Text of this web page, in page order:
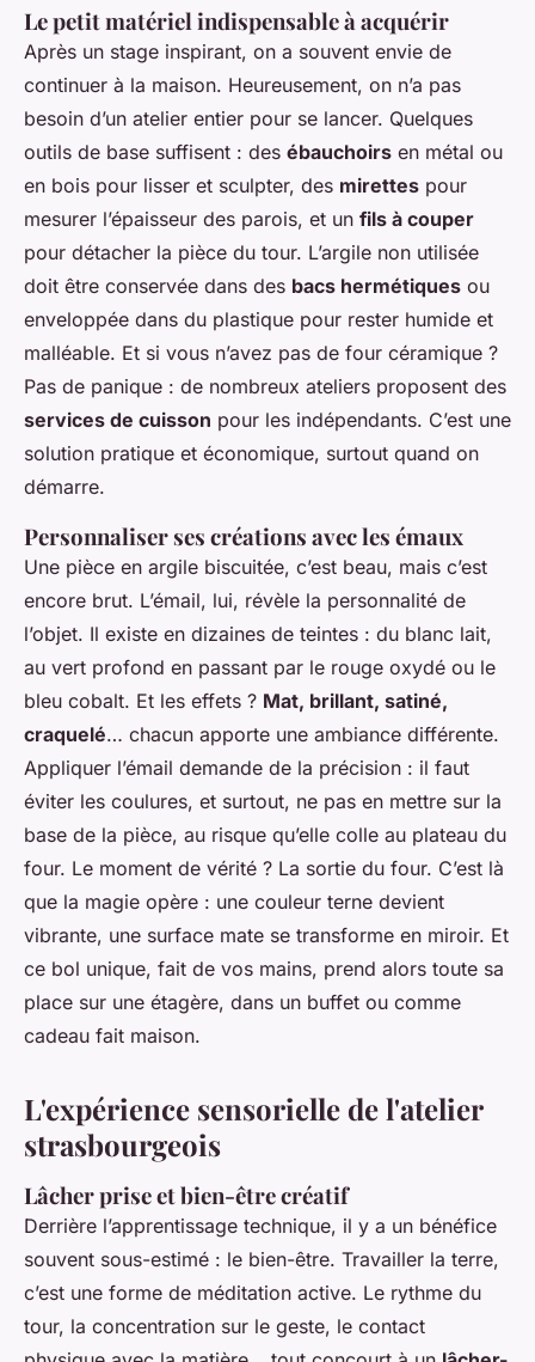
Le petit matériel indispensable à acquérir
Après un stage inspirant, on a souvent envie de
continuer à la maison. Heureusement, on n’a pas
besoin d’un atelier entier pour se lancer. Quelques
outils de base suffisent : des ébauchoirs en métal ou
en bois pour lisser et sculpter, des mirettes pour
mesurer l’épaisseur des parois, et un fils à couper
pour détacher la pièce du tour. L’argile non utilisée
doit être conservée dans des bacs hermétiques ou
enveloppée dans du plastique pour rester humide et
malléable. Et si vous n’avez pas de four céramique ?
Pas de panique : de nombreux ateliers proposent des
services de cuisson pour les indépendants. C’est une
solution pratique et économique, surtout quand on
démarre.
Personnaliser ses créations avec les émaux
Une pièce en argile biscuitée, c’est beau, mais c’est
encore brut. L’émail, lui, révèle la personnalité de
l’objet. Il existe en dizaines de teintes : du blanc lait,
au vert profond en passant par le rouge oxydé ou le
bleu cobalt. Et les effets ? Mat, brillant, satiné,
craquelé… chacun apporte une ambiance différente.
Appliquer l’émail demande de la précision : il faut
éviter les coulures, et surtout, ne pas en mettre sur la
base de la pièce, au risque qu’elle colle au plateau du
four. Le moment de vérité ? La sortie du four. C’est là
que la magie opère : une couleur terne devient
vibrante, une surface mate se transforme en miroir. Et
ce bol unique, fait de vos mains, prend alors toute sa
place sur une étagère, dans un buffet ou comme
cadeau fait maison.
L'expérience sensorielle de l'atelier
strasbourgeois
Lâcher prise et bien-être créatif
Derrière l’apprentissage technique, il y a un bénéfice
souvent sous-estimé : le bien-être. Travailler la terre,
c’est une forme de méditation active. Le rythme du
tour, la concentration sur le geste, le contact